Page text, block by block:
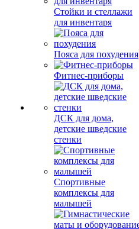
Стойки и стеллажи
для инвентаря
Пояса для похудения
Фитнес-приборы
ДСК для дома,
детские шведские
стенки
Спортивные
комплексы для
малышей